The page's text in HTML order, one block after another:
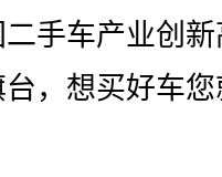
手车产业创
台，想买好车您